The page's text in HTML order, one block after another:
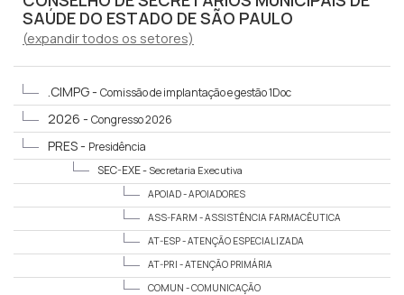
SAÚDE DO ESTADO DE SÃO PAULO
(expandirtodos os setores)
.CIMPG - Comissão de implantação e gestão 1Doc
2026 - Congresso 2026
PRES - Presidência
SEC-EXE - Secretaria Executiva
APOIAD -APOIADORES
ASS-FARM -ASSISTÊNCIA FARMACÊUTICA
AT-ESP -ATENÇÃO ESPECIALIZADA
AT-PRI -ATENÇÃO PRIMÁRIA
COMUN -COMUNICAÇÃO